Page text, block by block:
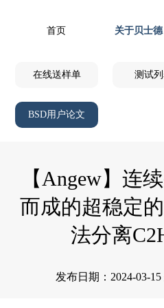
首页 关于贝士德
在线送样单 测试
BSD用户论文
【Angew】连
而成的超稳定
法分离
发布日期：2024-03-